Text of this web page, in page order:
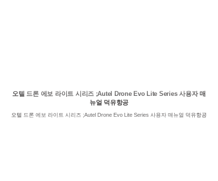
오텔 드론 에보 라이트 시리즈 ;Autel Drone Evo Lite Series 사용자 매
뉴얼 덕유항공
오텔 드론 에보 라이트 시리즈 ;Autel Drone Evo Lite Series 사용자 매뉴얼 덕유항공